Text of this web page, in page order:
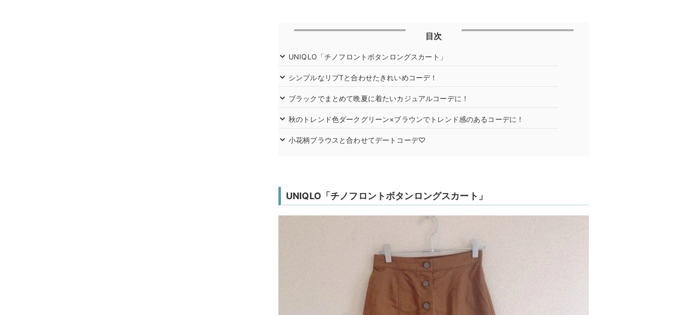
目次
UNIQLO「チノフロントボタンロングスカート」
シンプルなリブTと合わせたきれいめコーデ！
ブラックでまとめて晩夏に着たいカジュアルコーデに！
秋のトレンド色ダークグリーン×ブラウンでトレンド感のあるコーデに！
小花柄ブラウスと合わせてデートコーデ♡
UNIQLO「チノフロントボタンロングスカート」